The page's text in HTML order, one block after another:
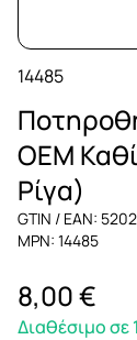
14485
OEM
Ρίγα)
GTIN / EAN:
MPN: 14485
8,00 €
Διαθέσιμο σε